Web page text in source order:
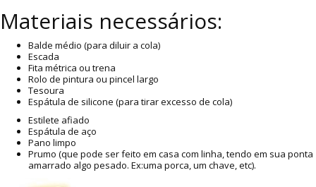
Materiais necessários:
Balde médio (para diluir a cola)
Escada
Fita métrica ou trena
Rolo de pintura ou pincel largo
Tesoura
Espátula de silicone (para tirar excesso de cola)
Estilete afiado
Espátula de aço
Pano limpo
Prumo (que pode ser feito em casa com linha, tendo em sua ponta
amarrado algo pesado. Ex:uma porca, um chave, etc).